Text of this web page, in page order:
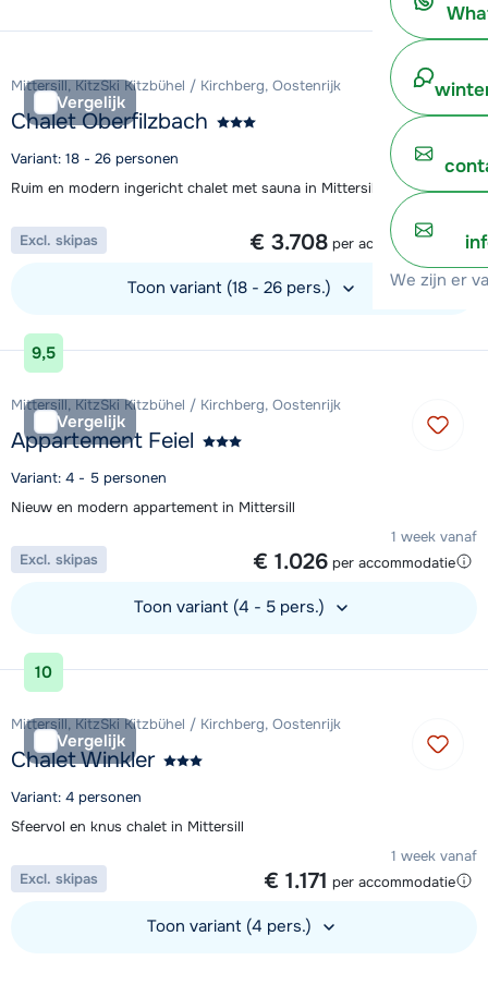
We zijn er
Vergelijk
Mittersill, KitzSki Kitzbühel / Kirchberg, Oostenrijk
Chalet Oberfilzbach
Variant: 18 - 26 personen
Ruim en modern ingericht chalet met sauna in Mittersill
1 week vanaf
€ 3.708 per accommodatie
Excl. skipas
Toon variant (18 - 26 pers.)
Bekijk accommodatie
9,5
Vergelijk
Mittersill, KitzSki Kitzbühel / Kirchberg, Oostenrijk
Appartement Feiel
Variant: 4 - 5 personen
Nieuw en modern appartement in Mittersill
1 week vanaf
€ 1.026 per accommodatie
Excl. skipas
Toon variant (4 - 5 pers.)
Bekijk accommodatie
10
Vergelijk
Mittersill, KitzSki Kitzbühel / Kirchberg, Oostenrijk
Chalet Winkler
Variant: 4 personen
Sfeervol en knus chalet in Mittersill
1 week vanaf
€ 1.171 per accommodatie
Excl. skipas
Toon variant (4 pers.)